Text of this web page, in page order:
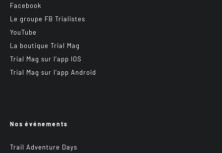
Facebook
Le groupe FB Trialistes
YouTube
La boutique Trial Mag
Trial Mag sur l’app IOS
Trial Mag sur l’app Android
Nos événements
Trail Adventure Days